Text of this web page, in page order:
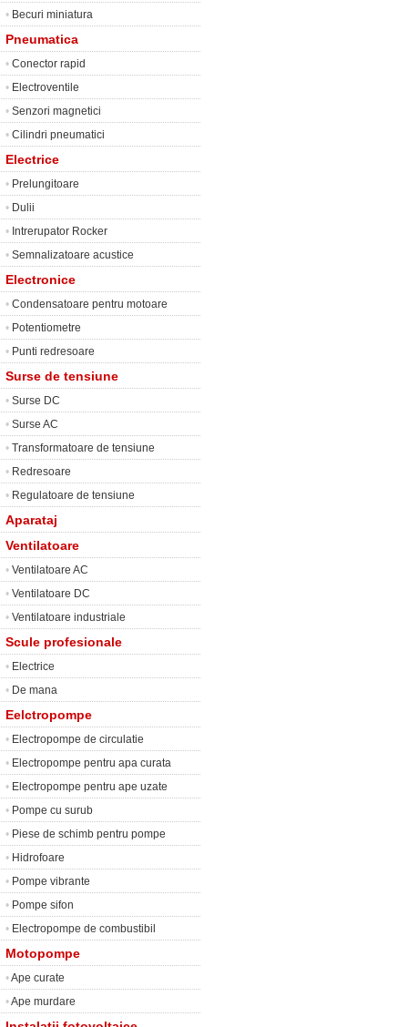
• Becuri miniatura
Pneumatica
• Conector rapid
• Electroventile
• Senzori magnetici
• Cilindri pneumatici
Electrice
• Prelungitoare
• Dulii
• Intrerupator Rocker
• Semnalizatoare acustice
Electronice
• Condensatoare pentru motoare
• Potentiometre
• Punti redresoare
Surse de tensiune
• Surse DC
• Surse AC
• Transformatoare de tensiune
• Redresoare
• Regulatoare de tensiune
Aparataj
Ventilatoare
• Ventilatoare AC
• Ventilatoare DC
• Ventilatoare industriale
Scule profesionale
• Electrice
• De mana
Eelctropompe
• Electropompe de circulatie
• Electropompe pentru apa curata
• Electropompe pentru ape uzate
• Pompe cu surub
• Piese de schimb pentru pompe
• Hidrofoare
• Pompe vibrante
• Pompe sifon
• Electropompe de combustibil
Motopompe
•Ape curate
•Ape murdare